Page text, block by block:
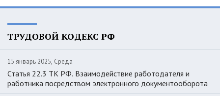
ТРУДОВОЙ КОДЕКС РФ
15 январь 2025, Среда
Статья 22.3 ТК РФ. Взаимодействие работодателя и
работника посредством электронного документооборота